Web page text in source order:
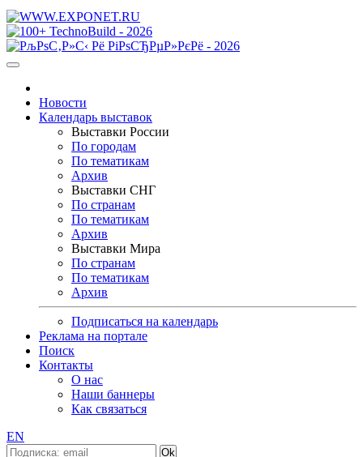
Новости
Календарь выставок
Выставки России
По городам
По тематикам
Архив
Выставки СНГ
По странам
По тематикам
Архив
Выставки Мира
По странам
По тематикам
Архив
Подписаться на календарь
Реклама на портале
Поиск
Контакты
О нас
Наши баннеры
Как связаться
EN